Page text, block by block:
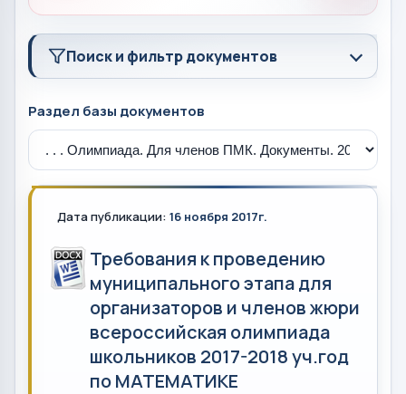
Поиск и фильтр документов
Раздел базы документов
Дата публикации: 16 ноября 2017г.
Требования к проведению
муниципального этапа для
организаторов и членов жюри
всероссийская олимпиада
школьников 2017-2018 уч.год
по МАТЕМАТИКЕ